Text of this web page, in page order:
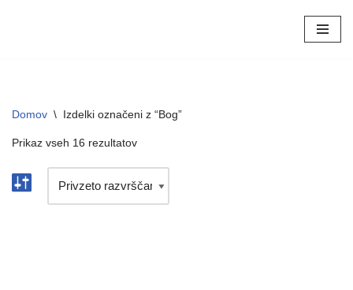
Domov \ Izdelki označeni z “Bog”
Prikaz vseh 16 rezultatov